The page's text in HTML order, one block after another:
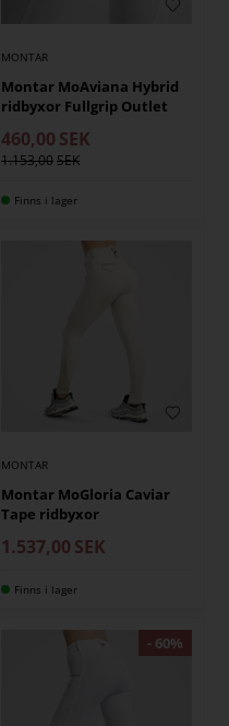
MONTAR
Montar MoAviana Hybrid
ridbyxor Fullgrip Outlet
460,00 SEK
1.153,00
Finns i lager
MONTAR
Montar MoGloria Caviar
Tape ridbyxor
1.537,00 SEK
Finns i lager